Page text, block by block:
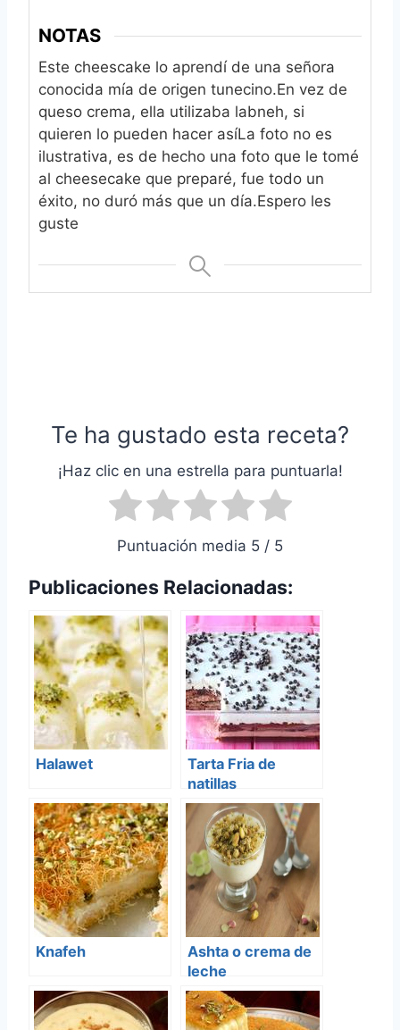
NOTAS
Este cheescake lo aprendí de una señora
conocida mía de origen tunecino.En vez de
queso crema, ella utilizaba labneh, si
quieren lo pueden hacer asíLa foto no es
ilustrativa, es de hecho una foto que le tomé
al cheesecake que preparé, fue todo un
éxito, no duró más que un día.Espero les
guste
Te ha gustado esta receta?
¡Haz clic en una estrella para puntuarla!
Puntuación media 5 / 5
Publicaciones Relacionadas:
Halawet
Tarta Fria de
natillas
Knafeh
Ashta o crema de
leche